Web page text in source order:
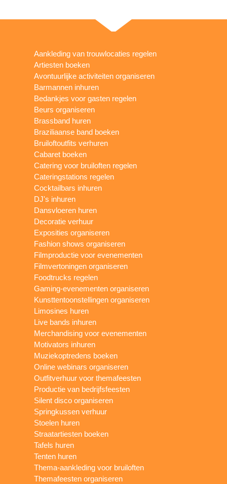
Aankleding van trouwlocaties regelen
Artiesten boeken
Avontuurlijke activiteiten organiseren
Barmannen inhuren
Bedankjes voor gasten regelen
Beurs organiseren
Brassband huren
Braziliaanse band boeken
Bruiloftoutfits verhuren
Cabaret boeken
Catering voor bruiloften regelen
Cateringstations regelen
Cocktailbars inhuren
DJ's inhuren
Dansvloeren huren
Decoratie verhuur
Exposities organiseren
Fashion shows organiseren
Filmproductie voor evenementen
Filmvertoningen organiseren
Foodtrucks regelen
Gaming-evenementen organiseren
Kunsttentoonstellingen organiseren
Limosines huren
Live bands inhuren
Merchandising voor evenementen
Motivators inhuren
Muziekoptredens boeken
Online webinars organiseren
Outfitverhuur voor themafeesten
Productie van bedrijfsfeesten
Silent disco organiseren
Springkussen verhuur
Stoelen huren
Straatartiesten boeken
Tafels huren
Tenten huren
Thema-aankleding voor bruiloften
Themafeesten organiseren